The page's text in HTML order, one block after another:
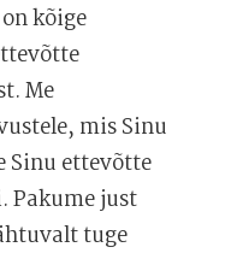
kõige
Me
mis Sinu
Sinu ettevõtte
Pakume just
tuge